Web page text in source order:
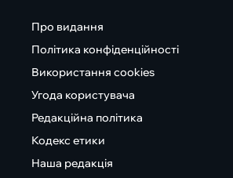
Про видання
Політика конфіденційності
Використання cookies
Угода користувача
Редакційна політика
Кодекс етики
Наша редакція